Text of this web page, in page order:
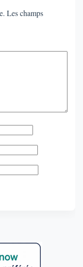
Les champs